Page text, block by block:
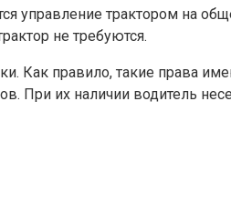
управление трактором на
не требуются.
Как правило, такие права
их наличии водитель